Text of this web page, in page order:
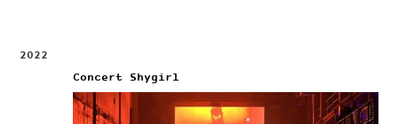
2022
Concert Shygirl